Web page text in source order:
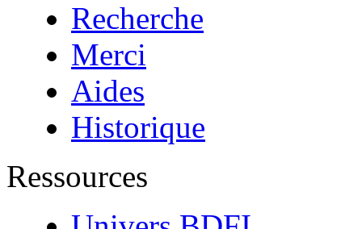
Recherche
Merci
Aides
Historique
Ressources